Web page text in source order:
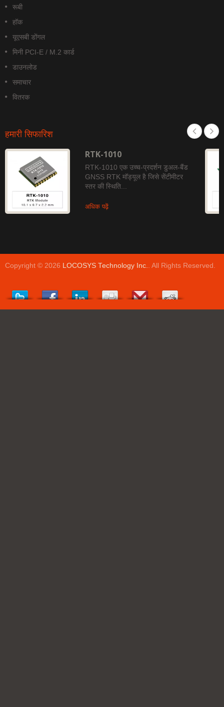
रूबी
हॉक
यूएसबी डोंगल
मिनी PCI-E / M.2 कार्ड
डाउनलोड
समाचार
वितरक
हमारी सिफारिश
RTK-1010
RTK-1010 एक उच्च-प्रदर्शन डुअल-बैंड
GNSS RTK मॉड्यूल है जिसे सेंटीमीटर
स्तर की स्थिति...
अधिक पढ़ें
Copyright © 2026 LOCOSYS Technology Inc.. All Rights Reserved.